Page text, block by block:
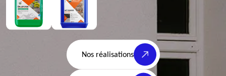
Nos réalisations